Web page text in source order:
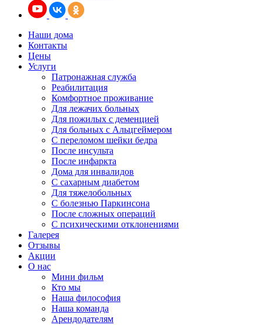
Наши дома
Контакты
Цены
Услуги
Патронажная служба
Реабилитация
Комфортное проживание
Для лежачих больных
Для пожилых с деменцией
Для больных с Альцгеймером
С переломом шейки бедра
После инсульта
После инфаркта
Дома для инвалидов
С сахарным диабетом
Для тяжелобольных
С болезнью Паркинсона
После сложных операций
С психическими отклонениями
Галерея
Отзывы
Акции
О нас
Мини фильм
Кто мы
Наша философия
Наша команда
Арендодателям